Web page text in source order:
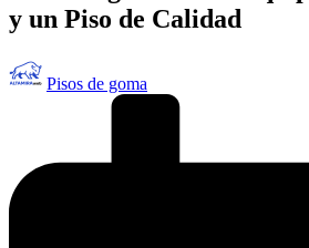
y un Piso de Calidad
Publicado
por
Pisos de goma